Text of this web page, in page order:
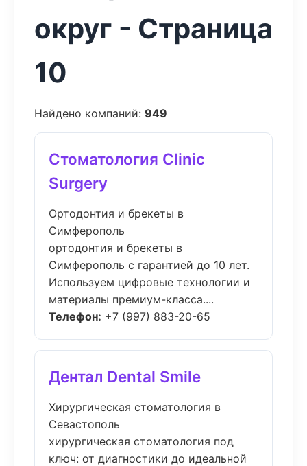
округ - Страница
10
Найдено компаний: 949
Стоматология Clinic
Surgery
Ортодонтия и брекеты в
Симферополь
ортодонтия и брекеты в
Симферополь с гарантией до 10 лет.
Используем цифровые технологии и
материалы премиум-класса....
Телефон: +7 (997) 883-20-65
Дентал Dental Smile
Хирургическая стоматология в
Севастополь
хирургическая стоматология под
ключ: от диагностики до идеальной